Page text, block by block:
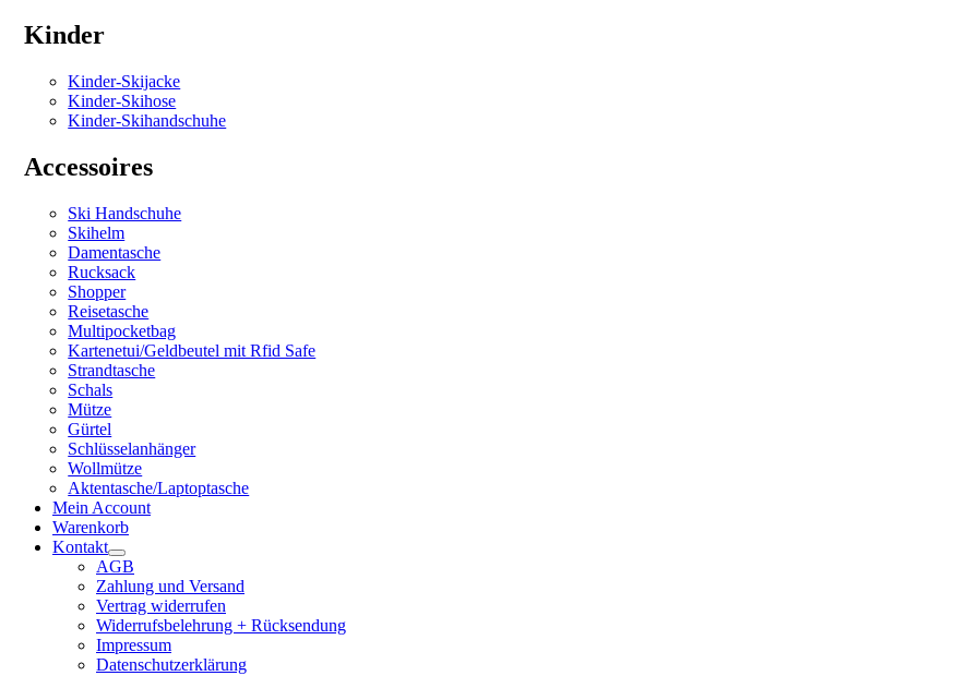
Kinder
Kinder-Skijacke
Kinder-Skihose
Kinder-Skihandschuhe
Accessoires
Ski Handschuhe
Skihelm
Damentasche
Rucksack
Shopper
Reisetasche
Multipocketbag
Kartenetui/Geldbeutel mit Rfid Safe
Strandtasche
Schals
Mütze
Gürtel
Schlüsselanhänger
Wollmütze
Aktentasche/Laptoptasche
Mein Account
Warenkorb
Kontakt
AGB
Zahlung und Versand
Vertrag widerrufen
Widerrufsbelehrung + Rücksendung
Impressum
Datenschutzerklärung